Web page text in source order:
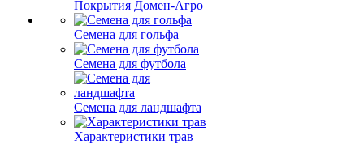
Покрытия Домен-Агро
Семена для гольфа
Семена для футбола
Семена для ландшафта
Характеристики трав